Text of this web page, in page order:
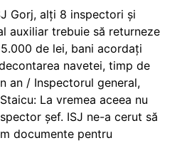
Gorj, alți 8 inspectori și
auxiliar trebuie să returneze
de lei, bani acordați
navetei, timp de
an / Inspectorul general,
La vremea aceea nu
șef. ISJ ne-a cerut să
documente pentru